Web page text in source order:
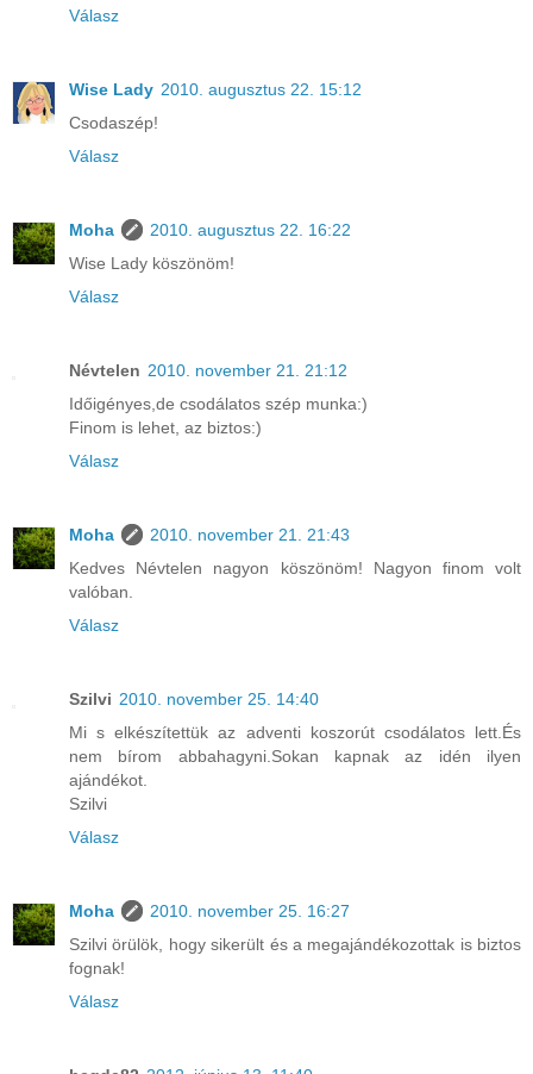
Válasz
Wise Lady 2010. augusztus 22. 15:12
Csodaszép!
Válasz
Moha
2010. augusztus 22. 16:22
Wise Lady köszönöm!
Válasz
Névtelen 2010. november 21. 21:12
Időigényes,de csodálatos szép munka:)
Finom is lehet, az biztos:)
Válasz
Moha
2010. november 21. 21:43
Kedves Névtelen nagyon köszönöm! Nagyon finom volt
valóban.
Válasz
Szilvi 2010. november 25. 14:40
Mi s elkészítettük az adventi koszorút csodálatos lett.És
nem bírom abbahagyni.Sokan kapnak az idén ilyen
ajándékot.
Szilvi
Válasz
Moha
2010. november 25. 16:27
Szilvi örülök, hogy sikerült és a megajándékozottak is biztos
fognak!
Válasz